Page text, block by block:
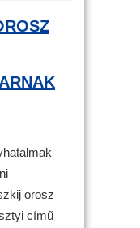
–
orosz
című